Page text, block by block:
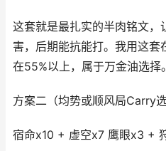
这套就是最扎实的半肉铭文，
害，后期能抗能打。我用这套
在55%以上，属于万金油选择。
方案二（均势或顺风局Carry选
宿命x10 + 虚空x7 鹰眼x3 +